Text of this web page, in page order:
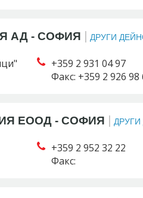
АД - СОФИЯ ДРУГИ
+359 2 931 04 97
Факс: +359 2 926 98
ЕООД - СОФИЯ
+359 2 952 32 22
Факс: